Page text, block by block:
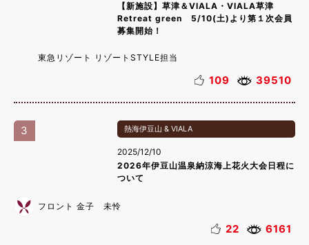
【新施設】草津＆VIALA・VIALA草津
Retreat green 5/10(土)より第１次会員
募集開始！
東急リゾート リゾートSTYLE担当
109 39510
3 熱海伊豆山 & VIALA
2025/12/10
2026年伊豆山温泉納涼海上花火大会日程に
ついて
フロント 金子 未怜
22 6161